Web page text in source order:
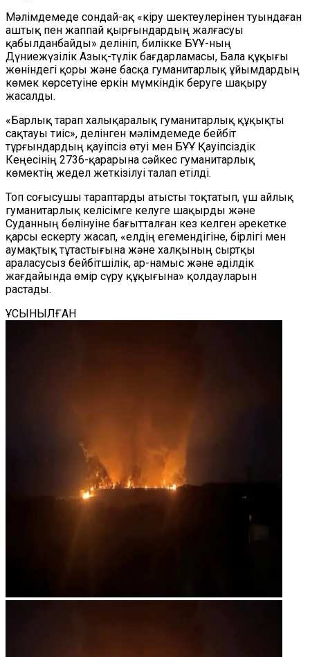
Мәлімдемеде сондай-ақ «кіру шектеулерінен туындаған
аштық пен жаппай қырғындардың жалғасуы
қабылданбайды» делініп, билікке БҰҰ-ның
Дүниежүзілік Азық-түлік бағдарламасы, Бала құқығы
жөніндегі қоры және басқа гуманитарлық ұйымдардың
көмек көрсетуіне еркін мүмкіндік беруге шақыру
жасалды.
«Барлық тарап халықаралық гуманитарлық құқықты
сақтауы тиіс», делінген мәлімдемеде бейбіт
тұрғындардың қауіпсіз өтуі мен БҰҰ Қауіпсіздік
Кеңесінің 2736-қарарына сәйкес гуманитарлық
көмектің жедел жеткізілуі талап етілді.
Топ соғысушы тараптарды атысты тоқтатып, үш айлық
гуманитарлық келісімге келуге шақырды және
Суданның бөлінуіне бағытталған кез келген әрекетке
қарсы ескерту жасап, «елдің егемендігіне, бірлігі мен
аумақтық тұтастығына және халқының сыртқы
араласусыз бейбітшілік, ар-намыс және әділдік
жағдайында өмір сүру құқығына» қолдауларын
растады.
ҰСЫНЫЛҒАН